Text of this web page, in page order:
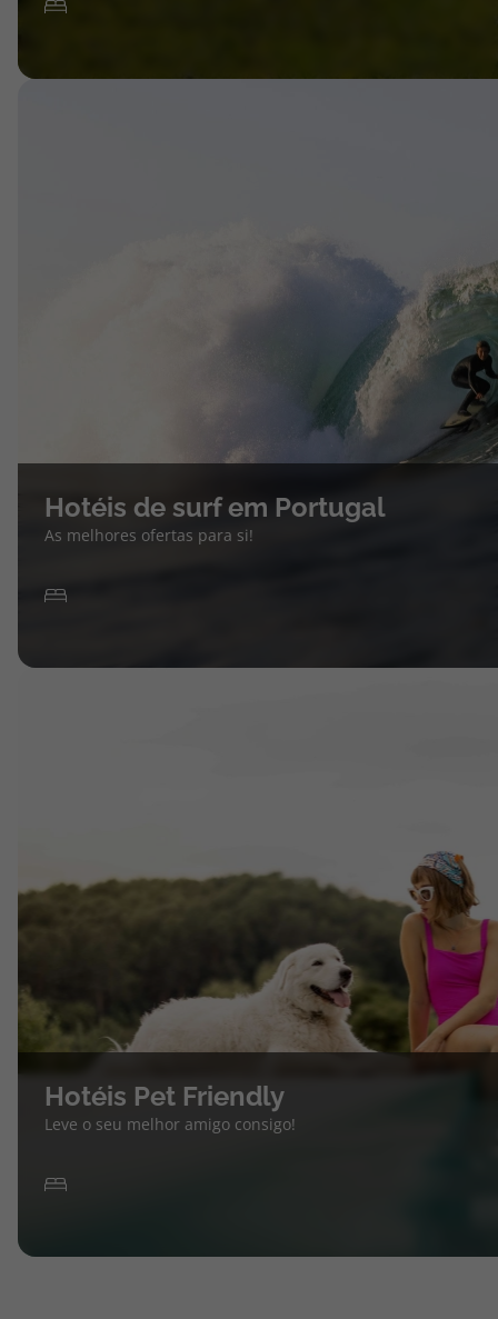
Hotéis de surf em Portugal
As melhores ofertas para si!
Hotéis Pet Friendly
Leve o seu melhor amigo consigo!